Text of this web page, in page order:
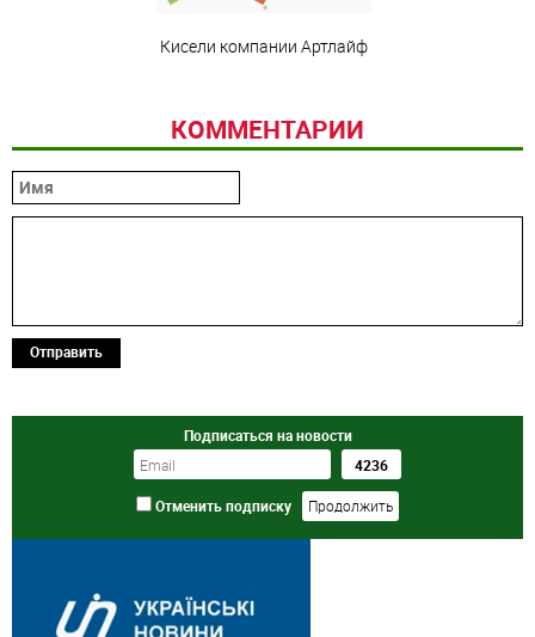
Кисели компании Артлайф
КОММЕНТАРИИ
Отправить
Подписаться на новости
Отменить подписку